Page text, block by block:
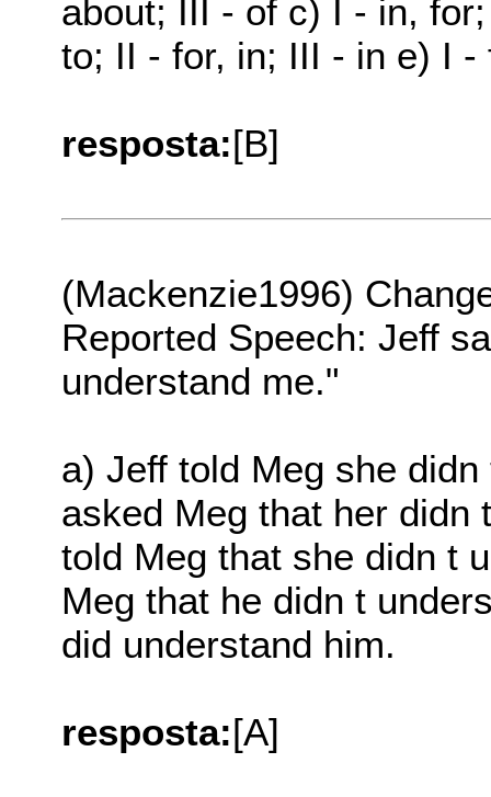
about; III - of c) I - in,
to; II - for, in; III - in e) I
resposta:[B]
(Mackenzie1996)
Reported Speech: Jeff
understand me."
a) Jeff told Meg she
asked Meg that her didn
told Meg that she didn t
Meg that he didn t
did understand him.
resposta:[A]